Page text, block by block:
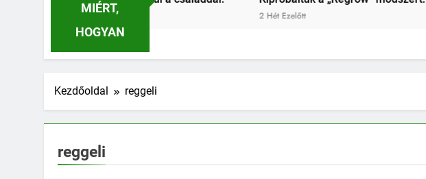
MIÉRT,
HOGYAN
Kezdőoldal reggeli
reggeli